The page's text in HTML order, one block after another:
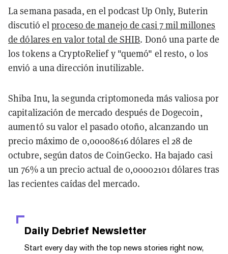
La semana pasada, en el podcast Up Only, Buterin
discutió elproceso de manejo de casi 7 mil millones
de dólares en valor total de SHIB. Donó una parte de
los tokens a CryptoRelief y "quemó" el resto, o los
envió a una dirección inutilizable.
Shiba Inu, la segunda criptomoneda más valiosa por
capitalización de mercado después de Dogecoin,
aumentó su valor el pasado otoño, alcanzando un
precio máximo de 0,00008616 dólares el 28 de
octubre, según datos de CoinGecko. Ha bajado casi
un 76% a un precio actual de 0,00002101 dólares tras
las recientes caídas del mercado.
Daily Debrief Newsletter
Start every day with the top news stories right now,